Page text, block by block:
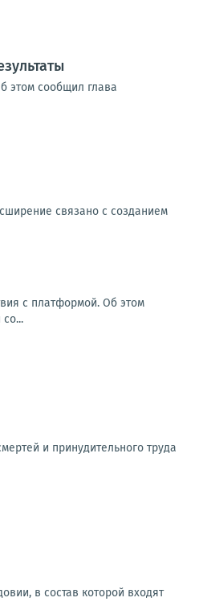
этом сообщил глава
связано с созданием
с платформой. Об этом
и принудительного труда
в состав которой входят